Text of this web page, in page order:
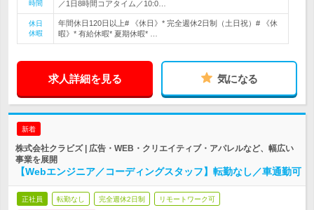
時間 ／1日8時間コアタイム／10:0…
休日
休暇
年間休日120日以上# 《休日》* 完全週休2日制（土日祝）# 《休
暇》* 有給休暇* 夏期休暇* …
求人詳細を見る 気になる
新着
株式会社クラビズ | 広告・WEB・クリエイティブ・アパレルなど、幅広い
事業を展開
【Webエンジニア／コーディングスタッフ】転勤なし／車通勤可
正社員 転勤なし 完全週休2日制 リモートワーク可